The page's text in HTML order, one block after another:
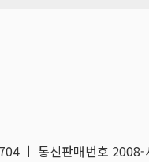
ㅣ 통신판매번호